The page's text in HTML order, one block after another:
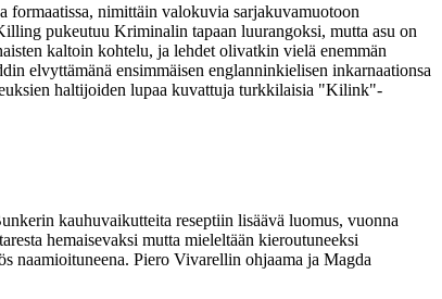
formaatissa, nimittäin valokuvia sarjakuvamuotoon
pukeutuu Kriminalin tapaan luurangoksi, mutta asu on
kaltoin kohtelu, ja lehdet olivatkin vielä enemmän
elvyttämänä ensimmäisen englanninkielisen inkarnaationsa
haltijoiden lupaa kuvattuja turkkilaisia "Kilink"-
kauhuvaikutteita reseptiin lisäävä luomus, vuonna
hemaisevaksi mutta mieleltään kieroutuneeksi
naamioituneena. Piero Vivarellin ohjaama ja Magda